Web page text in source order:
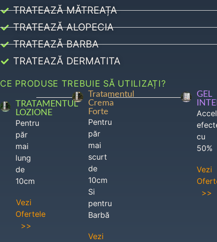
TRATEAZĂ MĂTREAȚA
TRATEAZĂ ALOPECIA
TRATEAZĂ BARBA
TRATEAZĂ DERMATITA
CE PRODUSE TREBUIE SĂ UTILIZAȚI?
TRATAMENTUL
LOZIONE
Pentru
păr
mai
lung
de
10cm
Vezi
Ofertele
>>
Tratamentul
Crema
Forte
Pentru
păr
mai
scurt
de
10cm
Si
pentru
Barbă
Vezi
GEL
cu
50%
Vezi
>>